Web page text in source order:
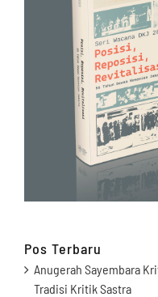
Pos Terbaru
Anugerah Sayembara
Tradisi Kritik Sastra